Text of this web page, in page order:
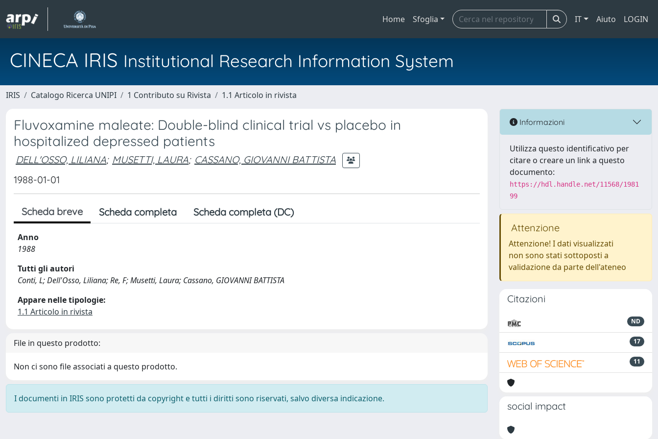
Home Sfoglia IT Aiuto LOGIN
CINECA IRIS Institutional Research Information System
IRIS Catalogo Ricerca UNIPI 1 Contributo su Rivista 1.1 Articolo in rivista
Fluvoxamine maleate: Double-blind clinical trial vs placebo in
hospitalized depressed patients
DELL'OSSO, LILIANA; MUSETTI, LAURA; CASSANO, GIOVANNI BATTISTA
1988-01-01
Scheda breve Scheda completa Scheda completa (DC)
Anno
1988
Tutti gli autori
Conti, L; Dell'Osso, Liliana; Re, F; Musetti, Laura; Cassano, GIOVANNI BATTISTA
Appare nelle tipologie:
1.1 Articolo in rivista
File in questo prodotto:
Non ci sono file associati a questo prodotto.
I documenti in IRIS sono protetti da copyright e tutti i diritti sono riservati, salvo diversa indicazione.
Informazioni
Utilizza questo identificativo per
citare o creare un link a questo
documento:
https://hdl.handle.net/11568/1981
99
Attenzione
Attenzione! I dati visualizzati
non sono stati sottoposti a
validazione da parte dell'ateneo
Citazioni
ND
17
11
social impact